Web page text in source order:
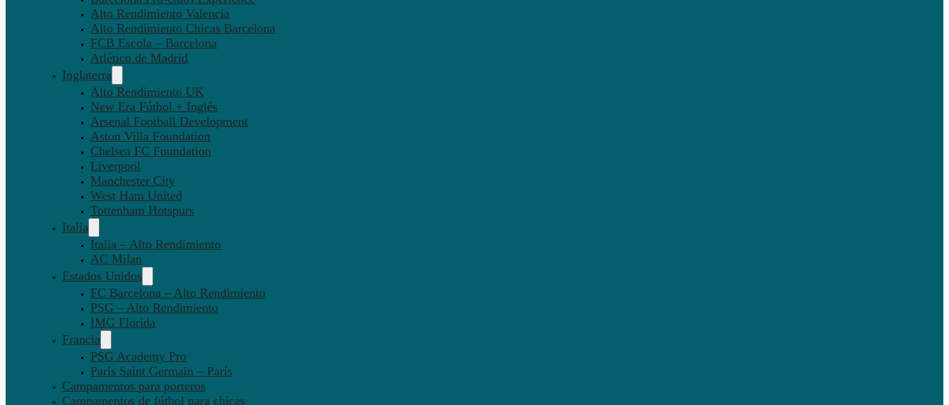
Alto Rendimiento Valencia
Alto Rendimiento Chicas Barcelona
FCB Escola – Barcelona
Atlético de Madrid
Inglaterra
Alto Rendimiento UK
New Era Fútbol + Inglés
Arsenal Football Development
Aston Villa Foundation
Chelsea FC Foundation
Liverpool
Manchester City
West Ham United
Tottenham Hotspurs
Italia
Italia – Alto Rendimiento
AC Milan
Estados Unidos
FC Barcelona – Alto Rendimiento
PSG – Alto Rendimiento
IMG Florida
Francia
PSG Academy Pro
París Saint Germain – París
Campamentos para porteros
Campamentos de fútbol para chicas